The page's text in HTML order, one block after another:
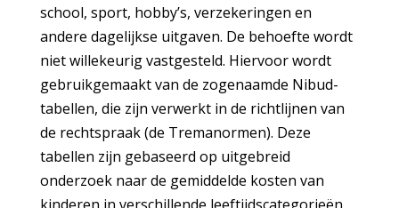
school, sport, hobby’s, verzekeringen en
andere dagelijkse uitgaven. De behoefte wordt
niet willekeurig vastgesteld. Hiervoor wordt
gebruikgemaakt van de zogenaamde Nibud-
tabellen, die zijn verwerkt in de richtlijnen van
de rechtspraak (de Tremanormen). Deze
tabellen zijn gebaseerd op uitgebreid
onderzoek naar de gemiddelde kosten van